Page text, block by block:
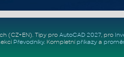
(CZ+EN). Tipy pro AutoCAD 2027, pro
Převodníky. Kompletní příkazya